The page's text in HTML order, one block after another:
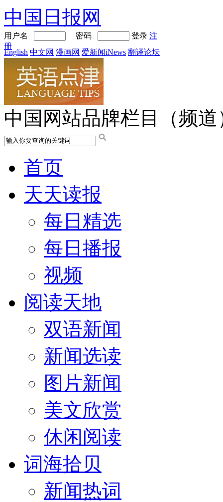
中国日报网
用户名 密码 登录 注
册
English 中文网 漫画网 爱新闻iNews 翻译论坛
中国网站品牌栏目（频道
首页
天天读报
每日精选
每日播报
视频
阅读天地
双语新闻
新闻选读
图片新闻
美文欣赏
休闲阅读
词海拾贝
新闻热词